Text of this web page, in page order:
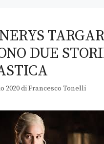
DUE
2020diFrancesco Tonelli